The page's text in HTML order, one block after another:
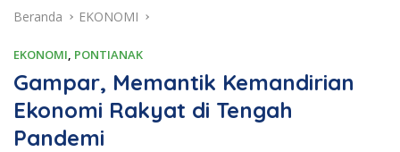
Beranda EKONOMI
EKONOMI, PONTIANAK
Gampar, Memantik Kemandirian
Ekonomi Rakyat di Tengah
Pandemi